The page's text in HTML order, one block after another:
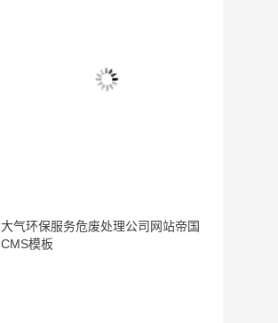
大气环保服务危废处理公司网站帝国
CMS模板